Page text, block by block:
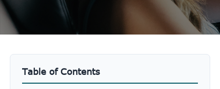
Table of Contents